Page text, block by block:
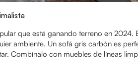
que está ganando terreno en
ambiente. Un sofá gris carbón es
Combínalo con muebles de líneas